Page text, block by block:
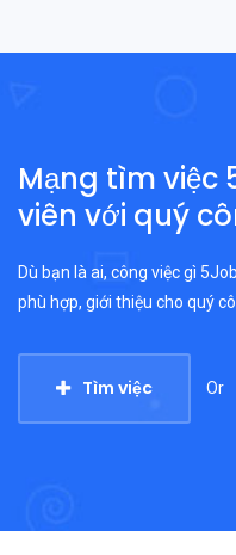
Mạng tìm việc
viên với quý
Dù bạn là ai, công việc gì
phù hợp, giới thiệu cho quý
Tìm việc Or